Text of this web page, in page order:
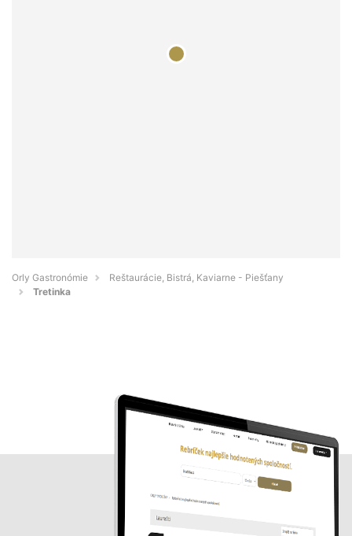
Orly Gastronómie
Reštaurácie, Bistrá, Kaviarne - Piešťany
Tretinka